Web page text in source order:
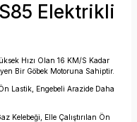
Elektrikli
Hızı Olan 16 KM/S Kadar
Bir Göbek Motoruna Sahiptir.
Lastik, Engebeli Arazide Daha
Kelebeği, Elle Çalıştırılan Ön